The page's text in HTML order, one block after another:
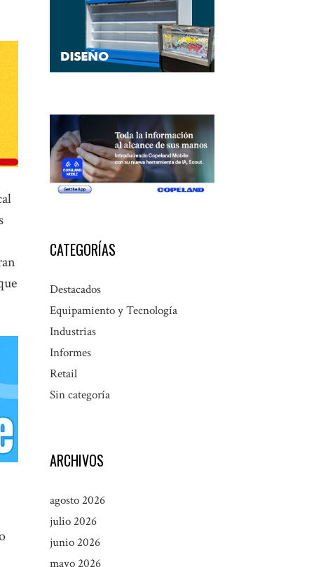
CATEGORÍAS
Destacados
Equipamiento y Tecnología
Industrias
Informes
Retail
Sin categoría
ARCHIVOS
agosto 2026
julio 2026
junio 2026
mayo 2026